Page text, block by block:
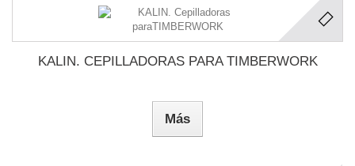
KALIN. CEPILLADORAS PARA TIMBERWORK
Más